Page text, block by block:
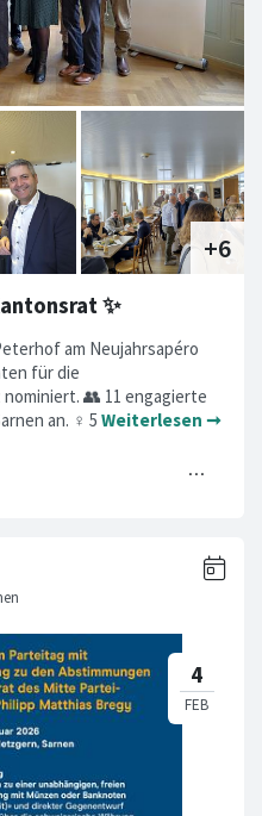
✨
am Neujahrsapéro
für die
👥 11 engagierte
an. ♀️ 5 Weiterlesen ➞